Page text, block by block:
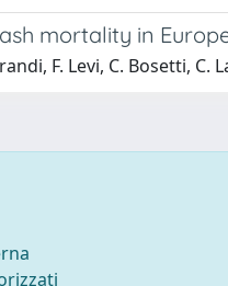
mortality in
F. Levi, C. Bosetti, C.